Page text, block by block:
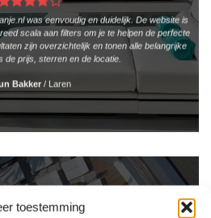
toestemming
was eenvoudig en duidelijk. De website is
scala aan filters om je te helpen de perfecte
zijn overzichtelijk en tonen alle belangrijke
de prijs, sterren en de locatie.
Bakker / Laren